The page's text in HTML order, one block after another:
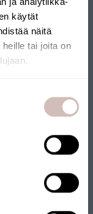
käytät
näitä
tai joita on
från Finland.